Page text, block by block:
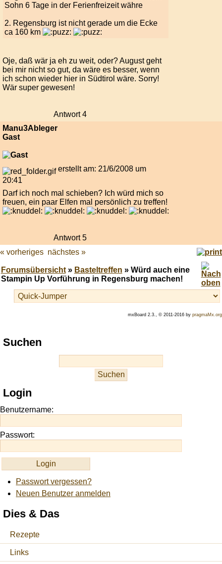
Sohn 6 Tage in der Ferienfreizeit währe
2. Regensburg ist nicht gerade um die Ecke
ca 160 km
Oje, daß wär ja eh zu weit, oder? August geht
bei mir nicht so gut, da wäre es besser, wenn
ich schon wieder hier in Südtirol wäre. Sorry!
Wär super gewesen!
Antwort 4
Manu3Ableger
Gast
erstellt am: 21/6/2008 um
20:41
Darf ich noch mal schieben? Ich würd mich so
freuen, ein paar Elfen mal persönlich zu treffen!
Antwort 5
« vorheriges nächstes »
Forumsübersicht» Basteltreffen » Würd auch eine
Stampin Up Vorführung in Regensburg machen!
mxBoard 2.3., © 2011-2016 by pragmaMx.org
Play
best
site
https://onlineslots.money/
Suchen
Login
Benutzername:
Passwort:
Passwort vergessen?
Neuen Benutzer anmelden
Dies & Das
Rezepte
Links